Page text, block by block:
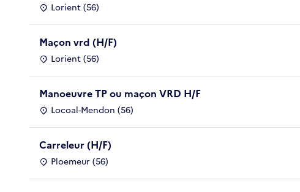
Lorient (56)
Maçon vrd (H/F)
Lorient (56)
Manoeuvre TP ou maçon VRD H/F
Locoal-Mendon (56)
Carreleur (H/F)
Ploemeur (56)